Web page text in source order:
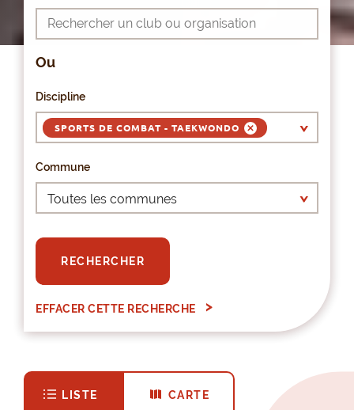
Ou
Discipline
SPORTS DE COMBAT - TAEKWONDO
Commune
RECHERCHER
EFFACER CETTE RECHERCHE
LISTE CARTE